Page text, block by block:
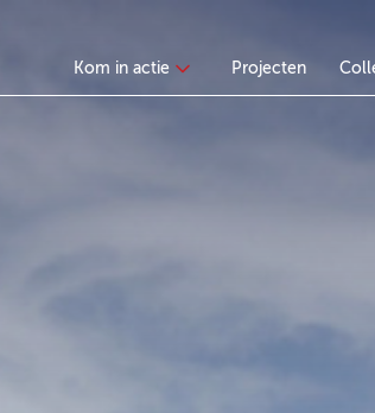
Kom in actie Projecten